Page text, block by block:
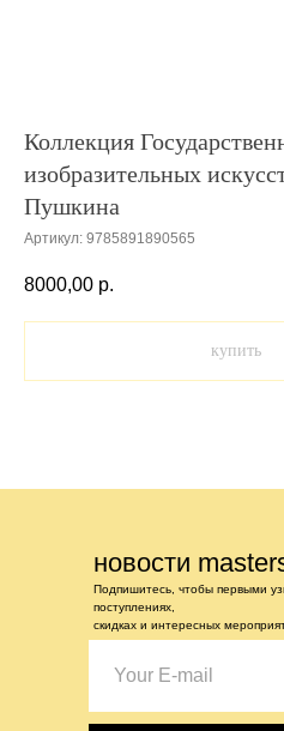
Коллекция
изобразительных
Пушкина
Артикул: 9785891890565
8000,00 р.
купить
новости
Подпишитесь, чтобы первыми
поступлениях,
скидках и интересных